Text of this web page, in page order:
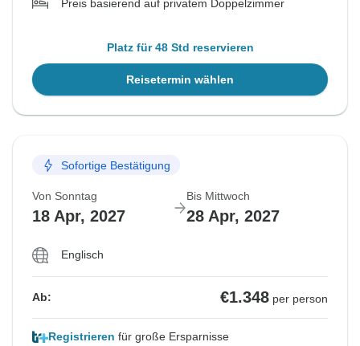
Preis basierend auf privatem Doppelzimmer
Platz für 48 Std reservieren
Reisetermin wählen
Sofortige Bestätigung
Von Sonntag
18 Apr, 2027
Bis Mittwoch
28 Apr, 2027
Englisch
Ab: €1.348 per person
Registrieren für große Ersparnisse